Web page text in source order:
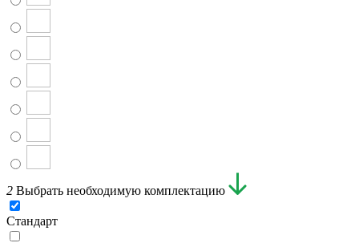
2 Выбрать необходимую комплектацию
Стандарт